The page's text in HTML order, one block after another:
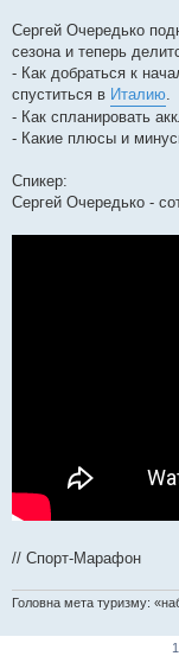
н
я
Сергей Очередько
сезона и теперь
- Как добраться к
спуститься в Италию.
- Как спланировать
- Какие плюсы и
Спикер:
Сергей Очередько -
// Спорт-Марафон
Головна мета туризму: